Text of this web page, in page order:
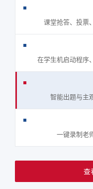
课堂抢答、投票
在学生机启动程序
智能出题与主
一键录制老
查